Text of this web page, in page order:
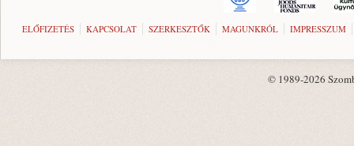
ELŐFIZETÉS KAPCSOLAT SZERKESZTŐK MAGUNKRÓL IMPRESSZUM
© 1989-2026